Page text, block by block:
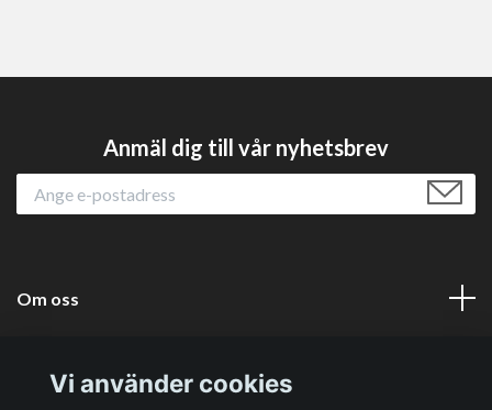
Anmäl dig till vår nyhetsbrev
Om oss
Vi använder cookies